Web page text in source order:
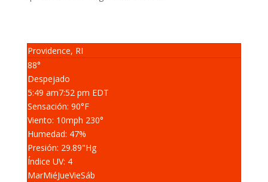
Providence, RI
88°
Despejado
5:49 am7:52 pm EDT
Sensación: 90°F
Viento: 10mph 230°
Humedad: 47%
Presión: 29.89"Hg
Índice UV: 4
MarMiéJueVieSáb